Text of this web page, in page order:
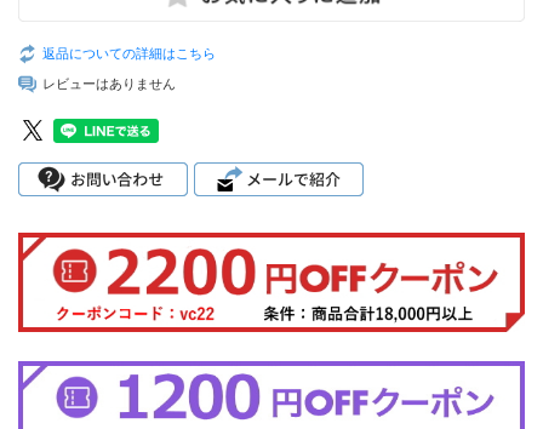
返品についての詳細はこちら
レビューはありません